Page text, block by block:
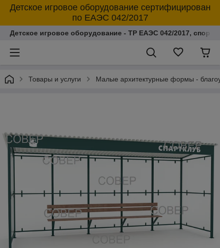
Детское игровое оборудование сертифицирован
по ЕАЭС 042/2017
Детское игровое оборудование - ТР ЕАЭС 042/2017,
Товары и услуги Малые архитектурные формы -